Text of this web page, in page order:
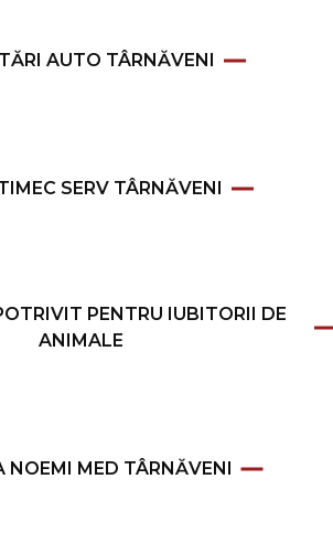
AUTO TÂRNĂVENI
SERV TÂRNĂVENI
PENTRU IUBITORII DE
ANIMALE
NOEMI MED TÂRNĂVENI